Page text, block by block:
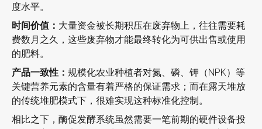
度水平。
时间价值： 大量资金被长期积压在废弃物上，往往需要耗
费数月之久，这些废弃物才能最终转化为可供出售或使用
的肥料。​​
产品一致性： 规模化农业种植者对氮、磷、钾（NPK）等
关键营养元素的含量有着严格的保证需求；而在露天堆放
的传统堆肥模式下，很难实现这种标准化控制。
相比之下，酶促发酵系统虽然需要一笔前期的硬件设备投